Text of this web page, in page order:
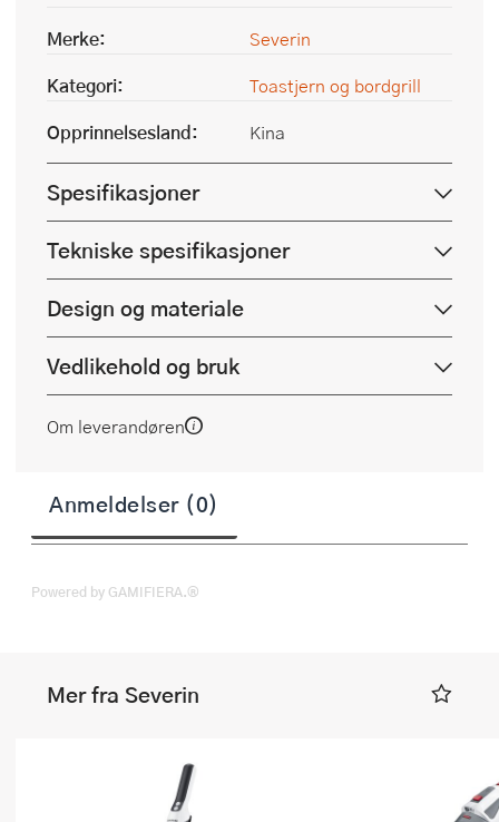
Merke:
Severin
Kategori:
Toastjern og bordgrill
Opprinnelsesland:
Kina
Spesifikasjoner
Tekniske spesifikasjoner
Design og materiale
Vedlikehold og bruk
Om leverandøren
Anmeldelser (0)
Powered by GAMIFIERA.®
Mer fra Severin